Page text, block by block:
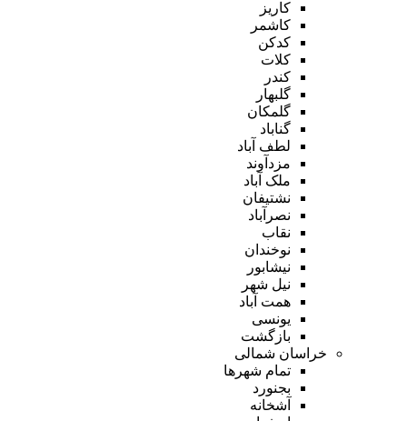
کاریز
کاشمر
کدکن
کلات
کندر
گلبهار
گلمکان
گناباد
لطف آباد
مزدآوند
ملک آباد
نشتیفان
نصرآباد
نقاب
نوخندان
نیشابور
نیل شهر
همت آباد
یونسی
بازگشت
خراسان شمالی
تمام شهر‌ها
بجنورد
آشخانه